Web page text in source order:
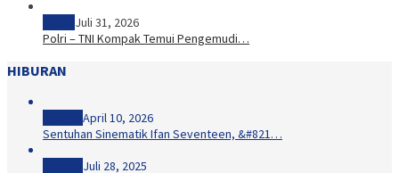
Juli 31, 2026
Polri – TNI Kompak Temui Pengemudi…
HIBURAN
April 10, 2026
Sentuhan Sinematik Ifan Seventeen, &#821…
Juli 28, 2025